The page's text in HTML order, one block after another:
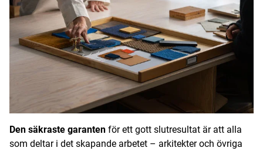
Den säkraste garanten för ett gott slutresultat är att alla
som deltar i det skapande arbetet – arkitekter och övriga